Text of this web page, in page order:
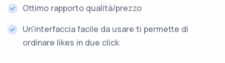
Ottimo rapporto qualità/prezzo
Un'interfaccia facile da usare ti permette di
ordinare likes in due click